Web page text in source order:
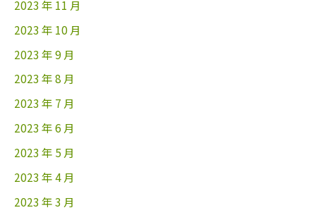
2023 年 11 月
2023 年 10 月
2023 年 9 月
2023 年 8 月
2023 年 7 月
2023 年 6 月
2023 年 5 月
2023 年 4 月
2023 年 3 月